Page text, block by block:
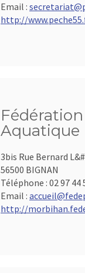
Email :
http://
Aquatique
3bis Rue Bernard
56500 BIGNAN
Téléphone : 02 97 44
Email :
http://